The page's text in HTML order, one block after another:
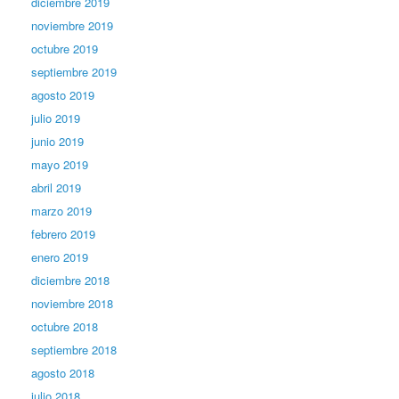
noviembre 2019
octubre 2019
septiembre 2019
agosto 2019
julio 2019
junio 2019
mayo 2019
abril 2019
marzo 2019
febrero 2019
enero 2019
diciembre 2018
noviembre 2018
octubre 2018
septiembre 2018
agosto 2018
julio 2018